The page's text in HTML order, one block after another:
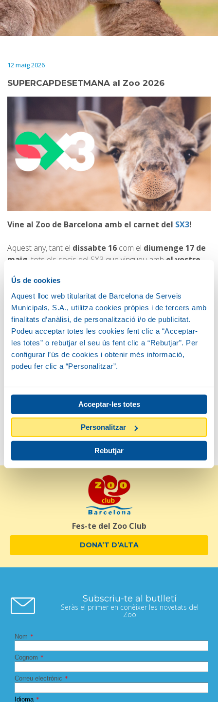
Ús de cookies
Aquest lloc web titularitat de Barcelona de Serveis
Municipals, S.A., utilitza cookies pròpies i de tercers amb
finalitats d’anàlisi, de personalització i/o de publicitat.
Podeu acceptar totes les cookies fent clic a “Acceptar-
les totes” o rebutjar el seu ús fent clic a “Rebutjar”. Per
configurar l’ús de cookies i obtenir més informació,
podeu fer clic a “Personalitzar”.
Acceptar-les totes
Personalitzar
Rebutjar
12 maig 2026
SUPERCAPDESETMANA al Zoo 2026
Vine al Zoo de Barcelona amb el carnet del SX3!
Aquest any, tant el dissabte 16 com el diumenge 17 de
maig , tots els socis del SX3 que vingueu amb el vostre
Barcelona,podreu gaudir de forma gratuïta
inoblidable envoltats de natura en un dels racons més
icònics de la ciutat. Els socis del SX3 podreu observar i
aprendre dels vostres animals preferits. A més,
participareu enactivitats emocionantsque els
professionals de l’educació del Zoo preparen i que us
ajudaran a entendre millor què és la conservació de la
biodiversitat i el perquè és tan important que tothom
Recordeu que totes les instal·lacions del Zoo estan
adaptades per a persones amb mobilitat reduïda.
Que no se t'escapi!
Fes-te del Zoo Club
DONA’T D’ALTA
Subscriu-te al butlletí
Seràs el primer en conèixer les novetats del
Zoo